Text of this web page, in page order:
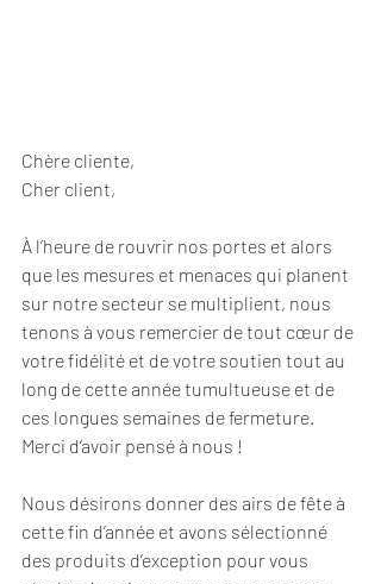
Chère cliente,
Cher client,
À l’heure de rouvrir nos portes et alors
que les mesures et menaces qui planent
sur notre secteur se multiplient, nous
tenons à vous remercier de tout cœur de
votre fidélité et de votre soutien tout au
long de cette année tumultueuse et de
ces longues semaines de fermeture.
Merci d’avoir pensé à nous !
Nous désirons donner des airs de fête à
cette fin d’année et avons sélectionné
des produits d’exception pour vous